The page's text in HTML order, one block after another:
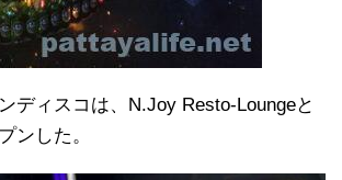
ディスコは、N.Joy Resto-Loungeと
ンした。